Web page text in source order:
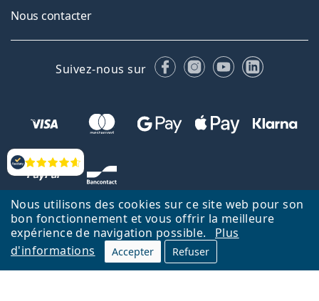
Nous utilisons des cookies sur ce site web pour son
bon fonctionnement et vous offrir la meilleure
expérience de navigation possible.
Plus
d'informations
Accepter Refuser
Évaluation
Nous contacter
Suivez-nous sur FacebookInstagram
YouTubeLinkedIn
Retour à la page d'accueil Haut
Nederlands